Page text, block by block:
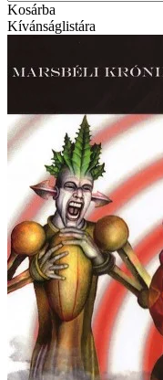
Kosárba
Kívánságlistára